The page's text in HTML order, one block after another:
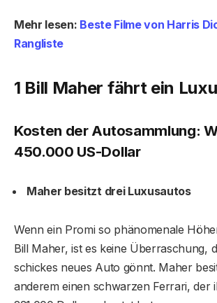
Mehr lesen: Beste Filme von Harris
Rangliste
1 Bill Maher fährt ein
Kosten der Autosammlung:
450.000 US-Dollar
Maher besitzt drei Luxusautos
Wenn ein Promi so phänomenale
Bill Maher, ist es keine Überraschung,
schickes neues Auto gönnt. Maher
anderem einen schwarzen Ferrari, der